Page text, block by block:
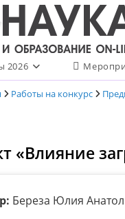
2026
Работы на конкурс
«Влияние
Береза Юлия